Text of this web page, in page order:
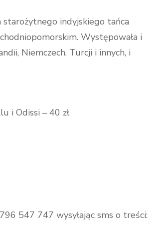
indyjskiego tańca
Występowała i
Niemczech, Turcji i innych, i
i Odissi – 40 zł
547 747 wysyłając sms o treści: